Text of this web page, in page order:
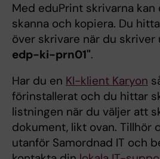
Med eduPrint skrivarna kan
skanna och kopiera. Du
över skrivare när du skriver
edp-ki-prn01".
Har du en KI-klient Karyon
förinstallerat och du hittar
listningen när du väljer att
dokument, likt ovan. Tillhör
utanför Samordnad IT och